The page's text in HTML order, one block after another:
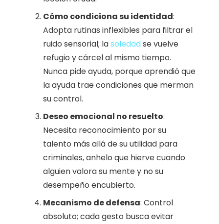
Cómo condiciona su identidad:
Adopta rutinas inflexibles para filtrar el
ruido sensorial; lasoledad se vuelve
refugio y cárcel al mismo tiempo.
Nunca pide ayuda, porque aprendió que
la ayuda trae condiciones que merman
su control.
Deseo emocional no resuelto:
Necesita reconocimiento por su
talento más allá de su utilidad para
criminales, anhelo que hierve cuando
alguien valora su mente y no su
desempeño encubierto.
Mecanismo de defensa: Control
absoluto; cada gesto busca evitar